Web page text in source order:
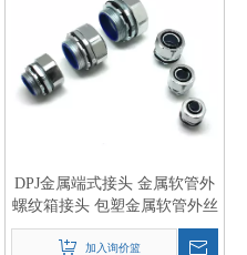
DPJ金属端式接头 金属软管外
螺纹箱接头 包塑金属软管外丝
盒接头
加入询价篮